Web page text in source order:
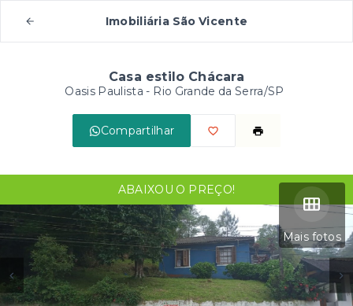
Imobiliária São Vicente
Casa estilo Chácara
Oasis Paulista - Rio Grande da Serra/SP
Compartilhar
Mais fotos
ABAIXOU O PREÇO!